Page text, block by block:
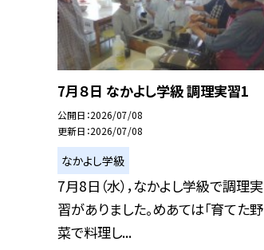
7月８日 なかよし学級 調理実習1
公開日 2026/07/08
更新日 2026/07/08
なかよし学級
7月8日（水），なかよし学級で調理実
習がありました。めあては「育てた野
菜で料理し...